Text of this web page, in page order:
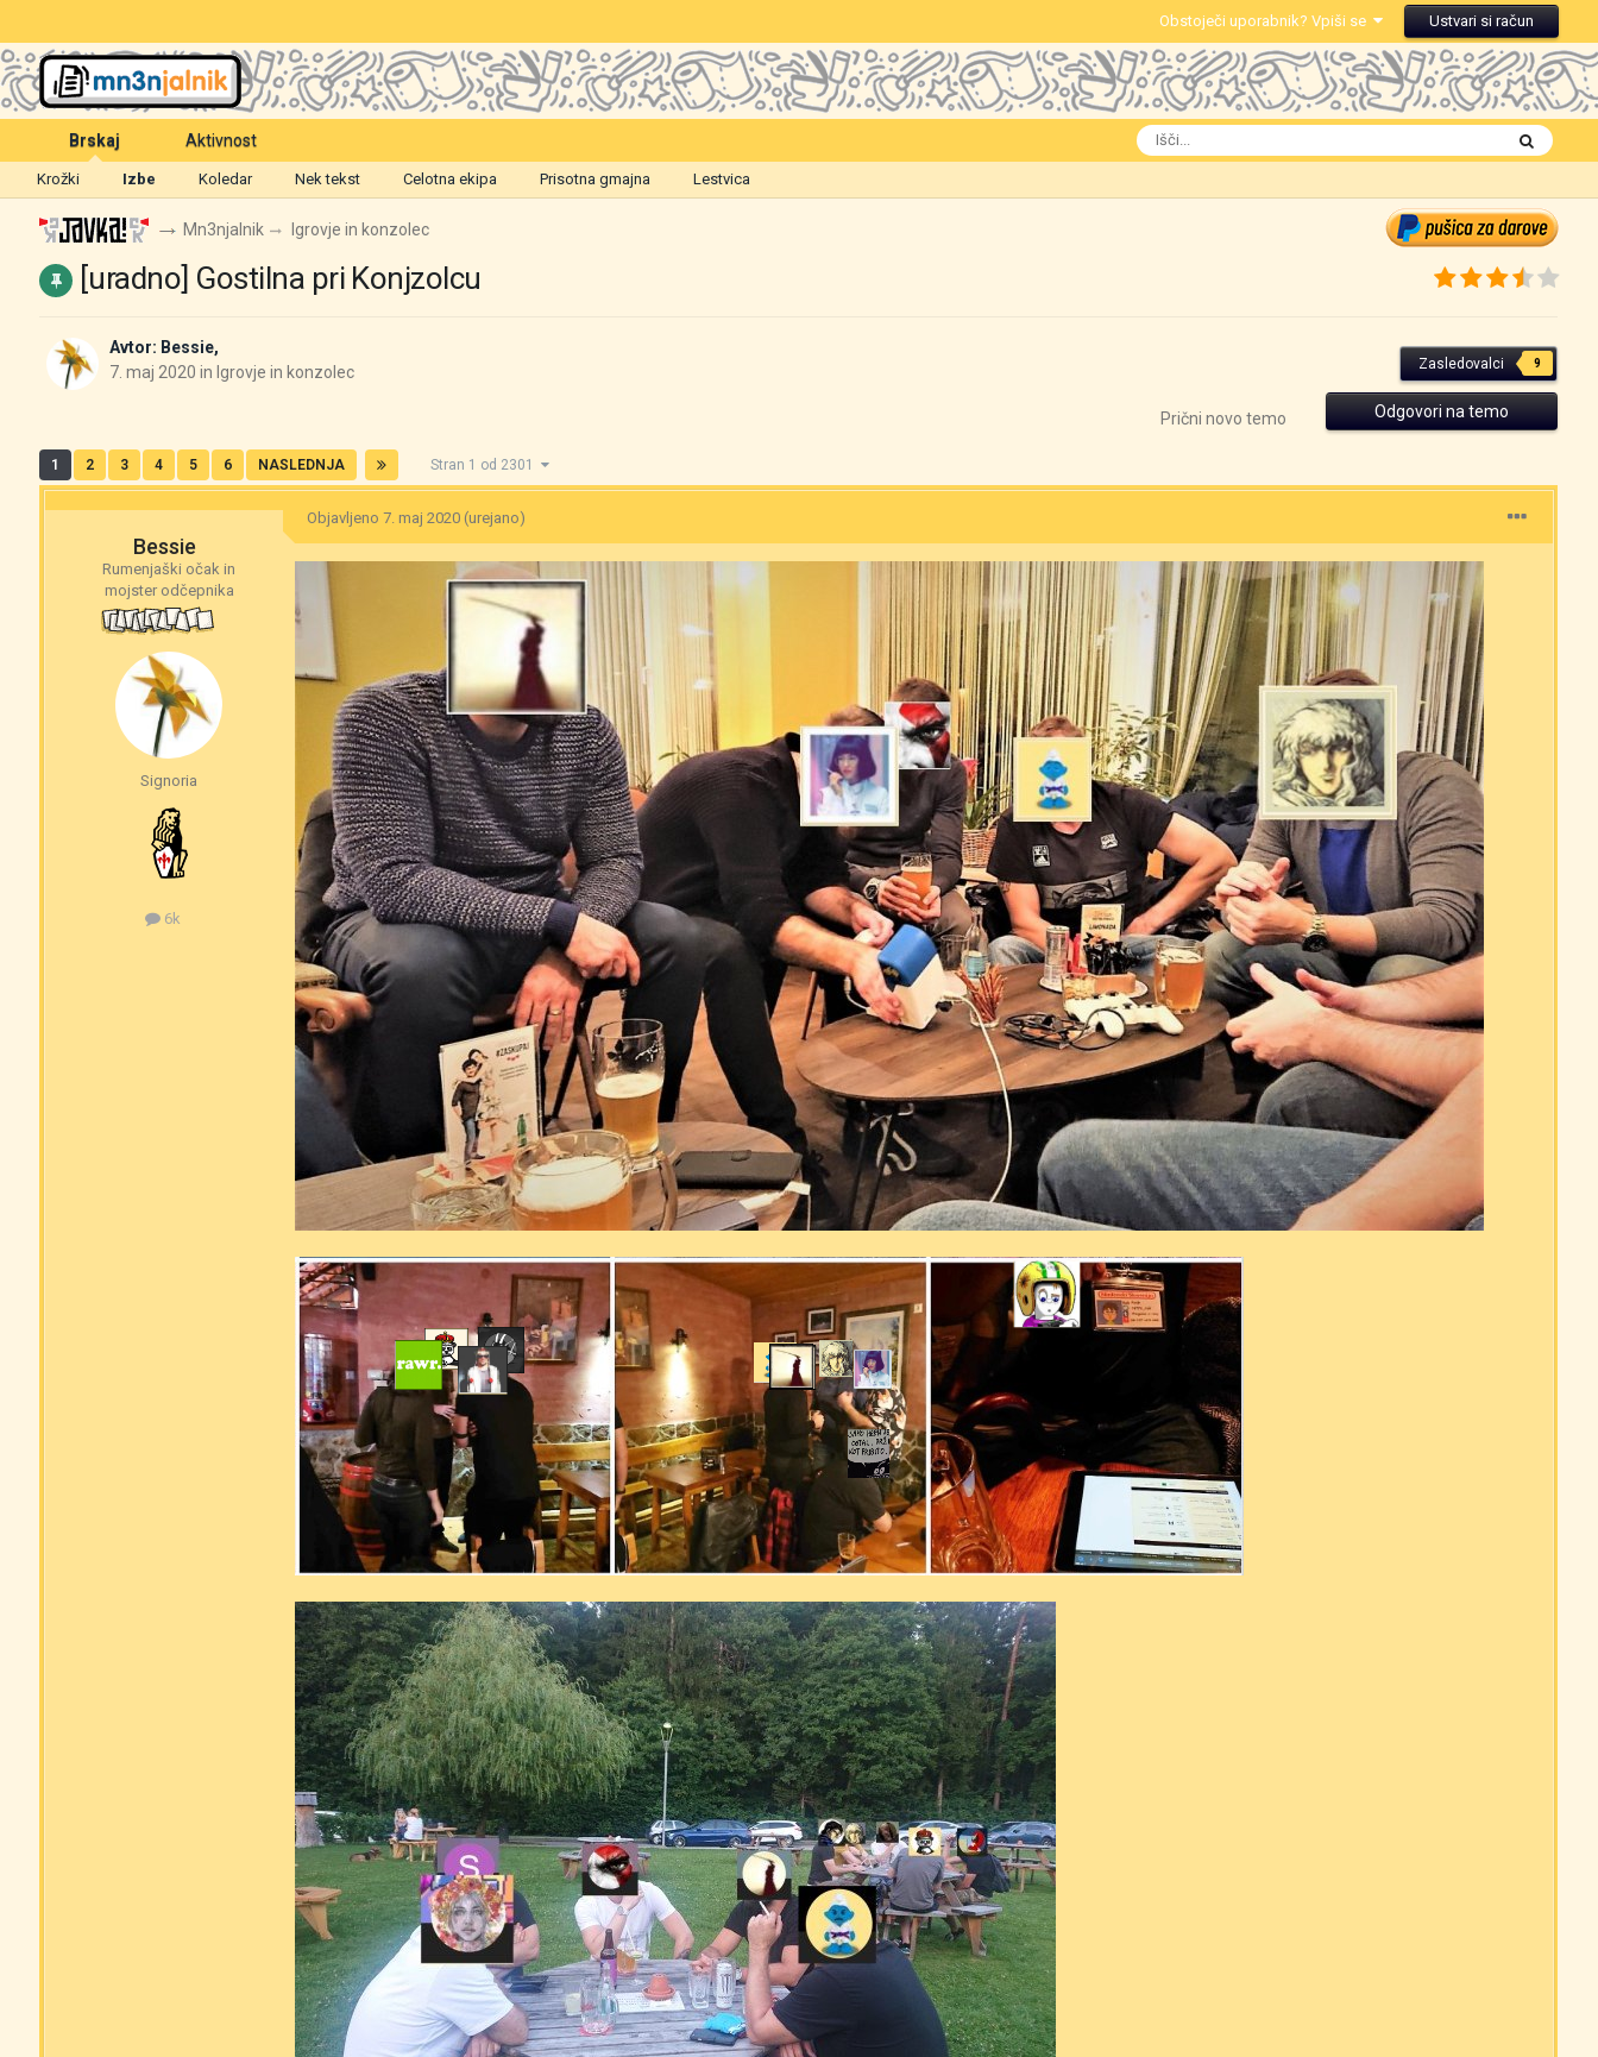
Obstoječi uporabnik? Vpiši se Ustvari si račun
Brskaj
Krožki Izbe Koledar Nek tekst Celotna ekipa Prisotna gmajna Lestvica
Aktivnost
Mn3njalnik Igrovje in konzolec
[uradno] Gostilna pri Konjzolcu
Avtor: Bessie,
7. maj 2020 in Igrovje in konzolec Zasledovalci 9
Odgovori na temo
Prični novo temo
1 2 3 4 5 6 NASLEDNJA Stran 1 od 2301
Bessie
Rumenjaški očak in
mojster odčepnika
Signoria
6k
Objavljeno7. maj 2020 (urejano)